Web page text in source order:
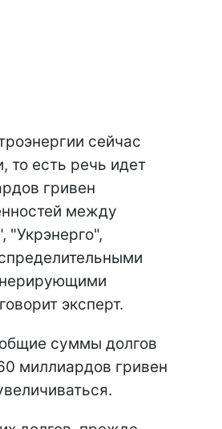
сейчас
то есть речь идет
гривен
между
"Укрэнерго",
эксперт.
суммы долгов
миллиардов гривен